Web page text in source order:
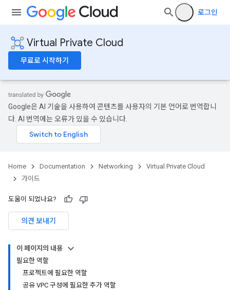
로그인
Virtual Private Cloud
무료로 시작하기
Google은 AI 기술을 사용하여 콘텐츠를 사용자의 기본 언어로 번역합니
다. AI 번역에는 오류가 있을 수 있습니다.
Home Documentation Networking
Virtual Private Cloud
가이드
도움이 되었나요?
의견 보내기
이 페이지의 내용
필요한 역할
프로젝트에 필요한 역할
공유 VPC 구성에 필요한 추가 역할